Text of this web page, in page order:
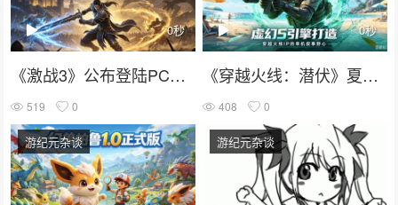
0秒
《激战3》公布登陆PC和PS5：MMORPG王者归来，2027年秋季BETA测试。
519 0
0秒
《穿越火线：潜伏》夏日游戏节全球首曝：虚幻5打造，穿越火线IP的单机叙事野心
408 0
游纪元杂谈 游纪元杂谈